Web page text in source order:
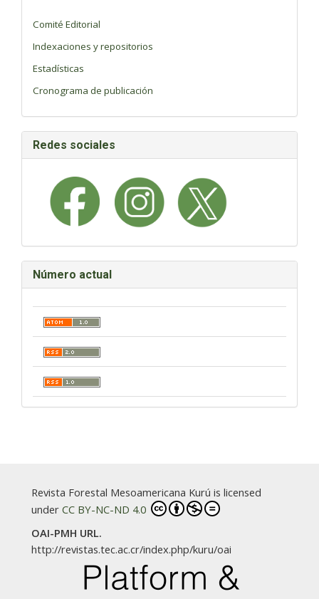
Comité Editorial
Indexaciones y repositorios
Estadísticas
Cronograma de publicación
Redes sociales
Número actual
Revista Forestal Mesoamericana Kurú is licensed
underCC BY-NC-ND 4.0
OAI-PMH URL.
http://revistas.tec.ac.cr/index.php/kuru/oai